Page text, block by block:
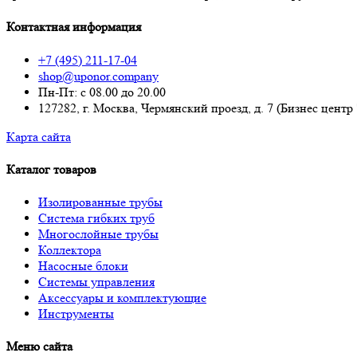
Контактная информация
+7 (495) 211-17-04
shop@uponor.company
Пн-Пт: с 08.00 до 20.00
127282, г. Москва, Чермянский проезд, д. 7 (Бизнес
Карта сайта
Каталог товаров
Изолированные трубы
Система гибких труб
Многослойные трубы
Коллектора
Насосные блоки
Системы управления
Аксессуары и комплектующие
Инструменты
Меню сайта